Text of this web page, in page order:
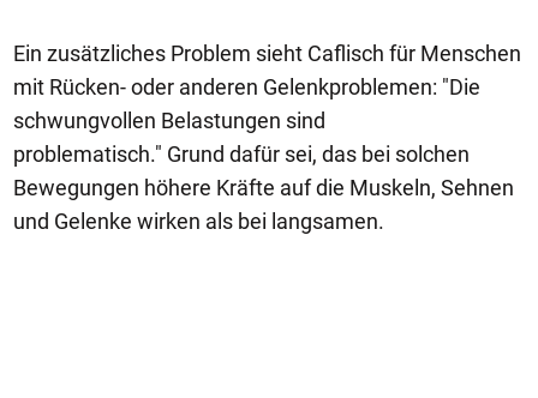
Ein zusätzliches Problem sieht Caflisch für Menschen
mit Rücken- oder anderen Gelenkproblemen: "Die
schwungvollen Belastungen sind
problematisch." Grund dafür sei, das bei solchen
Bewegungen höhere Kräfte auf die Muskeln, Sehnen
und Gelenke wirken als bei langsamen.